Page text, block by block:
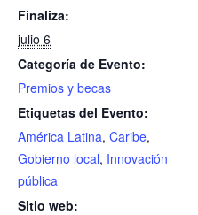
Finaliza:
julio 6
Categoría de Evento:
Premios y becas
Etiquetas del Evento:
América Latina, Caribe,
Gobierno local, Innovación
pública
Sitio web: